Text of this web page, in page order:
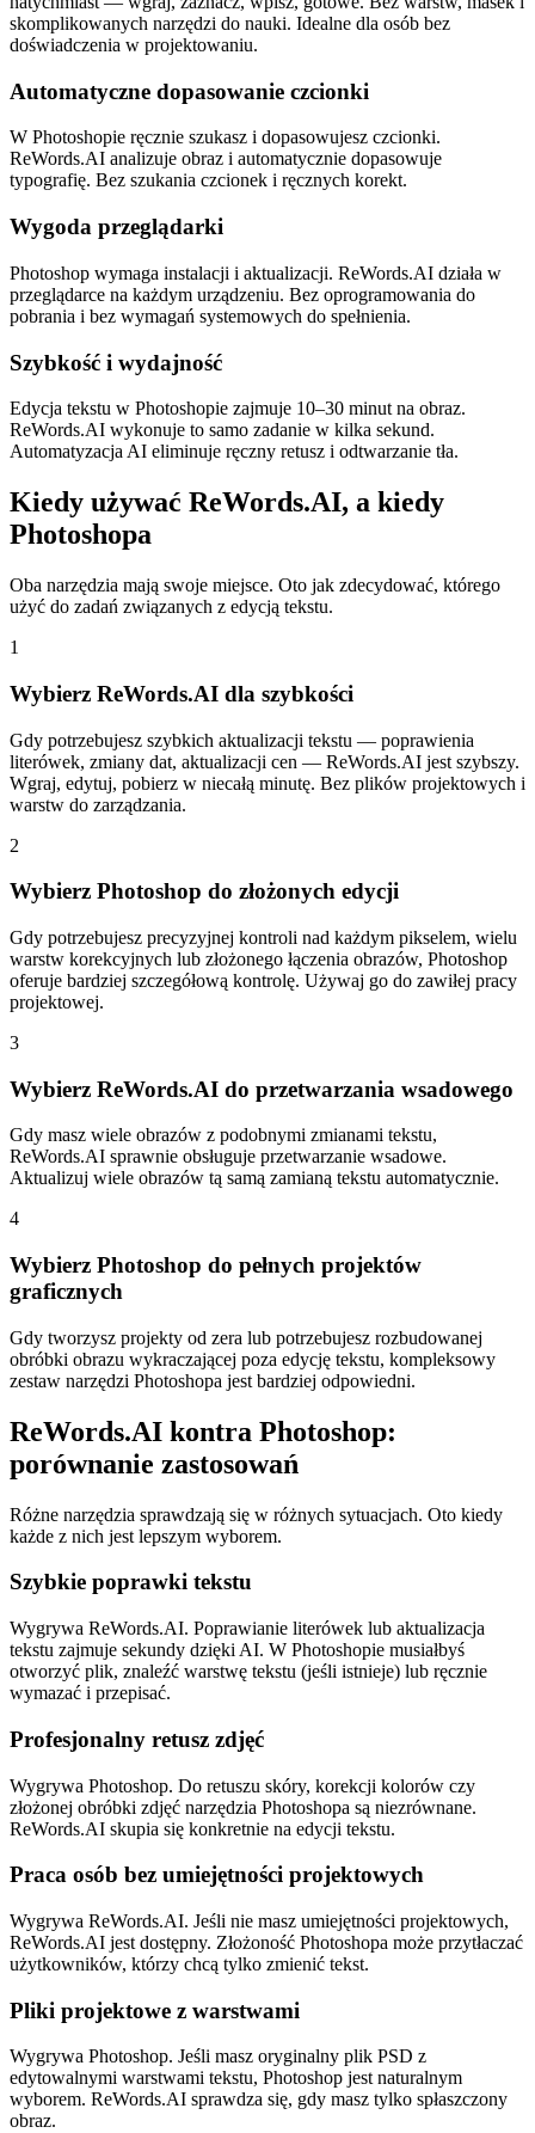
skomplikowanych narzędzi do nauki. Idealne dla osób bez
doświadczenia w projektowaniu.
Automatyczne dopasowanie czcionki
W Photoshopie ręcznie szukasz i dopasowujesz czcionki.
ReWords.AI analizuje obraz i automatycznie dopasowuje
typografię. Bez szukania czcionek i ręcznych korekt.
Wygoda przeglądarki
Photoshop wymaga instalacji i aktualizacji. ReWords.AI działa w
przeglądarce na każdym urządzeniu. Bez oprogramowania do
pobrania i bez wymagań systemowych do spełnienia.
Szybkość i wydajność
Edycja tekstu w Photoshopie zajmuje 10–30 minut na obraz.
ReWords.AI wykonuje to samo zadanie w kilka sekund.
Automatyzacja AI eliminuje ręczny retusz i odtwarzanie tła.
Kiedy używać ReWords.AI, a kiedy
Photoshopa
Oba narzędzia mają swoje miejsce. Oto jak zdecydować, którego
użyć do zadań związanych z edycją tekstu.
1
Wybierz ReWords.AI dla szybkości
Gdy potrzebujesz szybkich aktualizacji tekstu — poprawienia
literówek, zmiany dat, aktualizacji cen — ReWords.AI jest szybszy.
Wgraj, edytuj, pobierz w niecałą minutę. Bez plików projektowych i
warstw do zarządzania.
2
Wybierz Photoshop do złożonych edycji
Gdy potrzebujesz precyzyjnej kontroli nad każdym pikselem, wielu
warstw korekcyjnych lub złożonego łączenia obrazów, Photoshop
oferuje bardziej szczegółową kontrolę. Używaj go do zawiłej pracy
projektowej.
3
Wybierz ReWords.AI do przetwarzania wsadowego
Gdy masz wiele obrazów z podobnymi zmianami tekstu,
ReWords.AI sprawnie obsługuje przetwarzanie wsadowe.
Aktualizuj wiele obrazów tą samą zamianą tekstu automatycznie.
4
Wybierz Photoshop do pełnych projektów
graficznych
Gdy tworzysz projekty od zera lub potrzebujesz rozbudowanej
obróbki obrazu wykraczającej poza edycję tekstu, kompleksowy
zestaw narzędzi Photoshopa jest bardziej odpowiedni.
ReWords.AI kontra Photoshop:
porównanie zastosowań
Różne narzędzia sprawdzają się w różnych sytuacjach. Oto kiedy
każde z nich jest lepszym wyborem.
Szybkie poprawki tekstu
Wygrywa ReWords.AI. Poprawianie literówek lub aktualizacja
tekstu zajmuje sekundy dzięki AI. W Photoshopie musiałbyś
otworzyć plik, znaleźć warstwę tekstu (jeśli istnieje) lub ręcznie
wymazać i przepisać.
Profesjonalny retusz zdjęć
Wygrywa Photoshop. Do retuszu skóry, korekcji kolorów czy
złożonej obróbki zdjęć narzędzia Photoshopa są niezrównane.
ReWords.AI skupia się konkretnie na edycji tekstu.
Praca osób bez umiejętności projektowych
Wygrywa ReWords.AI. Jeśli nie masz umiejętności projektowych,
ReWords.AI jest dostępny. Złożoność Photoshopa może przytłaczać
użytkowników, którzy chcą tylko zmienić tekst.
Pliki projektowe z warstwami
Wygrywa Photoshop. Jeśli masz oryginalny plik PSD z
edytowalnymi warstwami tekstu, Photoshop jest naturalnym
wyborem. ReWords.AI sprawdza się, gdy masz tylko spłaszczony
obraz.